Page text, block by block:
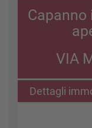
Capanno
VIA
Dettagli